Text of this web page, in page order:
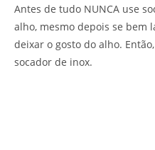
Antes de tudo NUNCA use
alho, mesmo depois se bem
deixar o gosto do alho.
socador de inox.